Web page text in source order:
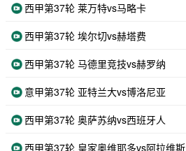
西甲第37轮 莱万特vs马略卡
西甲第37轮 埃尔切vs赫塔费
西甲第37轮 马德里竞技vs赫罗纳
意甲第37轮 亚特兰大vs博洛尼亚
西甲第37轮 奥萨苏纳vs西班牙人
西甲第37轮 皇家奥维耶多vs阿拉维斯